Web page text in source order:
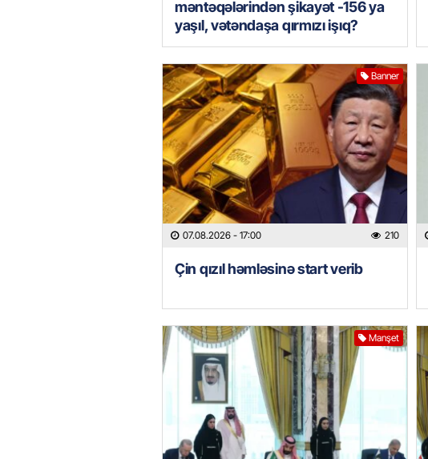
məntəqələrindən şikayət -156 ya
yaşıl, vətəndaşa qırmızı işıq?
Banner
07.08.2026 - 17:00 210
Çin qızıl həmləsinə start verib
Manşet